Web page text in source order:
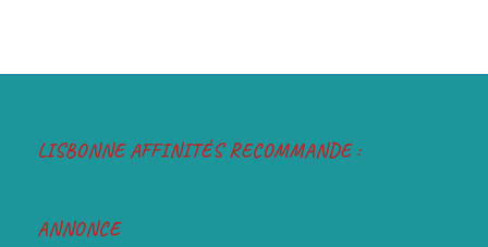
LISBONNE AFFINITÉS RECOMMANDE :
ANNONCE